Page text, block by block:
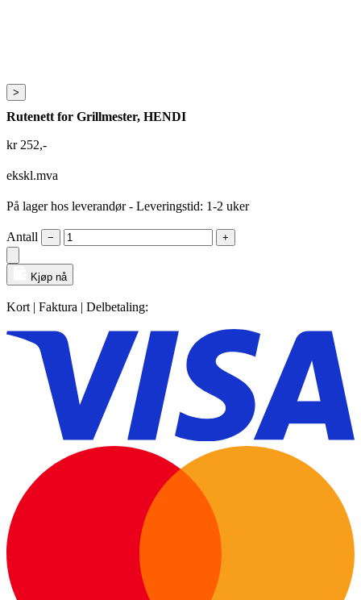
>
Rutenett for Grillmester, HENDI
kr252,-
ekskl.mva
På lager hos leverandør- Leveringstid: 1-2 uker
Antall − +
Kjøp nå
Kort | Faktura | Delbetaling: